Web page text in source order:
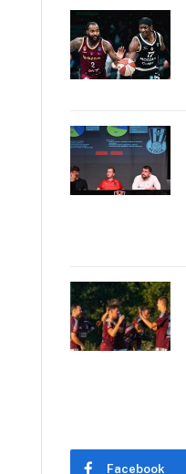
Facebook